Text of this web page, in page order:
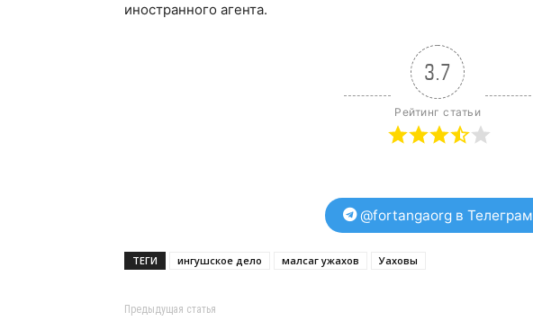
иностранного агента.
3.7
Рейтинг статьи
@fortangaorg в Телеграм
ТЕГИ ингушское дело малсаг ужахов Уаховы
Предыдущая статья